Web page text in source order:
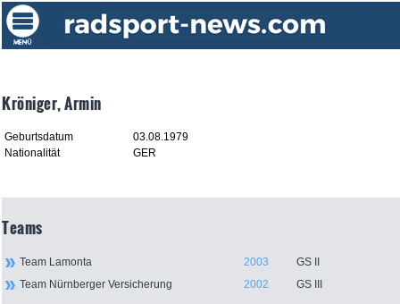
Kröniger, Armin
Geburtsdatum
03.08.1979
Nationalität
GER
Teams
Team Lamonta 2003
GS II
Team Nürnberger Versicherung
2002 GS III